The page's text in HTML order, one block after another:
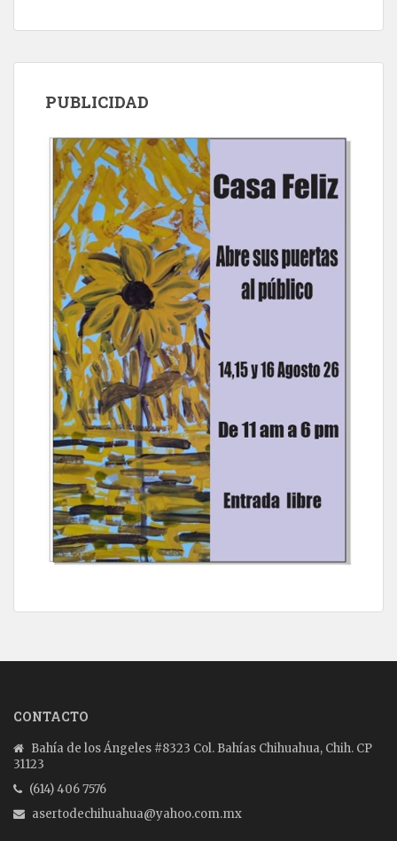
PUBLICIDAD
CONTACTO
Bahía de los Ángeles #8323 Col. Bahías Chihuahua, Chih. CP
31123
(614) 406 7576
asertodechihuahua@yahoo.com.mx